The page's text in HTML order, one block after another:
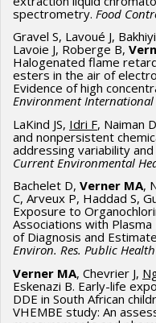
spectrometry. Food
Gravel S, Lavoué J,
Lavoie J, Roberge B,
Halogenated flame
esters in the air of
Evidence of high
Environment International
LaKind JS, Idri F, Naiman
and nonpersistent
addressing variability
Current Environmental
Bachelet D, Verner MA,
C, Arveux P, Haddad S,
Exposure to
Associations with
of Diagnosis and
Environ. Res. Public Health
Verner MA, Chevrier J,
Eskenazi B. Early-life
DDE in South African
VHEMBE study: An